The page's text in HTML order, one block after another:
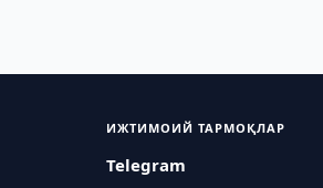
ИЖТИМОИЙ ТАРМОҚЛАР
Telegram